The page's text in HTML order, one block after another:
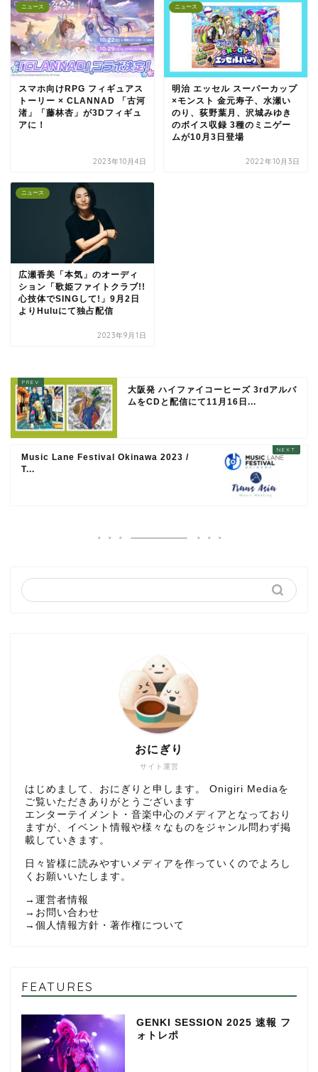
ニュース
スマホ向けRPG フィギュアス
トーリー × CLANNAD 「古河
渚」「藤林杏」が3Dフィギュ
アに！
2023年10月4日
ニュース
明治 エッセル スーパーカップ
×モンスト 金元寿子、水瀬い
のり、荻野葉月、沢城みゆき
のボイス収録 3種のミニゲー
ムが10月3日登場
2022年10月3日
ニュース
広瀬香美「本気」のオーディ
ション「歌姫ファイトクラブ!!
心技体でSINGして!」9月2日
よりHuluにて独占配信
2023年9月1日
大阪発 ハイファイコーヒーズ 3rdアルバ
ムをCDと配信にて11月16日...
Music Lane Festival Okinawa 2023 /
T...
サイト運営
おにぎり
はじめまして、おにぎりと申します。 Onigiri Mediaを
ご覧いただきありがとうございます
エンターテイメント・音楽中心のメディアとなっており
ますが、イベント情報や様々なものをジャンル問わず掲
載していきます。
日々皆様に読みやすいメディアを作っていくのでよろし
くお願いいたします。
→ 運営者情報
→ お問い合わせ
→ 個人情報方針・著作権について
FEATURES
GENKI SESSION 2025 速報 フ
ォトレポ